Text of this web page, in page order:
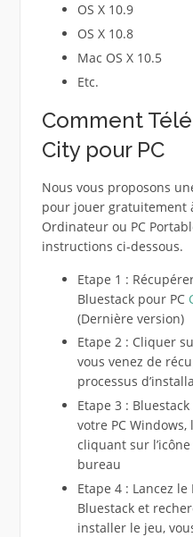
OS X 10.9
OS X 10.8
Mac OS X 10.5
Etc.
Comment
City pour PC
Nous vous proposons
pour jouer gratuitement
Ordinateur ou PC
instructions ci-dessous.
Etape 1 :
Bluestack pour PC
(Dernière version)
Etape 2 : Cliquer
vous venez de
processus
Etape 3 :
votre PC Windows,
cliquant sur
bureau
Etape 4 : Lancez
Bluestack et
installer le jeu,